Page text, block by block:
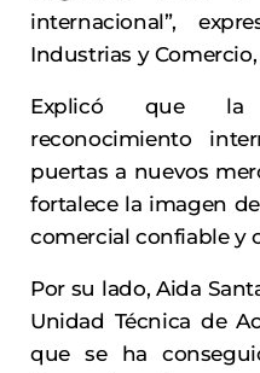
internacional”,
Industrias y
Explicó que la
reconocimiento
puertas a nuevos
fortalece la imagen
comercial confiable y
Por su lado, Aida
Unidad Técnica de
que se ha